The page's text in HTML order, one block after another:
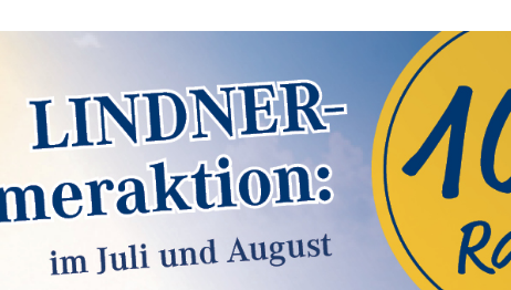
Bänderkatalog: Orden & Ehrenzeichen
Deutschland 1800-1945
19,90 €*
Best.Nummer 5411-2025
Das Mainzer Medailleursquartett
24,90 €*
Best.Nummer VB-010